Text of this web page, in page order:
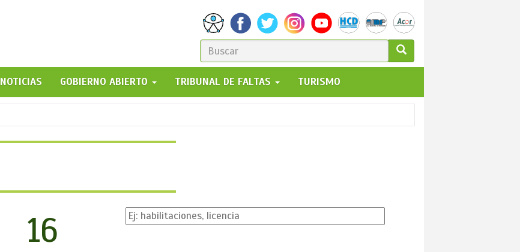
FORMULARIO
DE
BÚSQUEDA
GO!
NOTICIAS GOBIERNO ABIERTO TRIBUNAL DE FALTAS TURISMO
16